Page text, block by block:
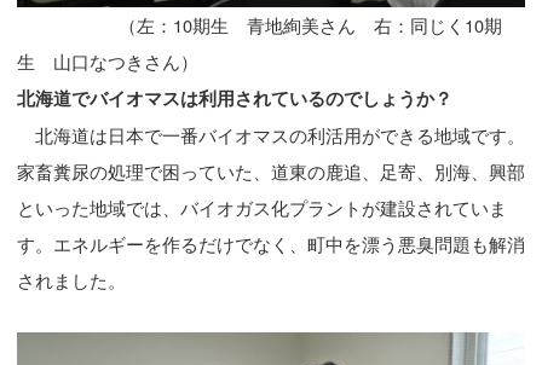
（左：10期生 青地絢美さん 右：同じく10期
生 山口なつきさん）
北海道でバイオマスは利用されているのでしょうか？
北海道は日本で一番バイオマスの利活用ができる地域です。
家畜糞尿の処理で困っていた、道東の鹿追、足寄、別海、興部
といった地域では、バイオガス化プラントが建設されていま
す。エネルギーを作るだけでなく、町中を漂う悪臭問題も解消
されました。